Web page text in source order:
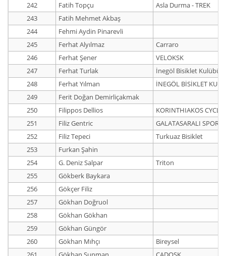
242
Fatih Topçu
Asla Durma - TREK
243
Fatih Mehmet Akbaş
244
Fehmi Aydin Pinarevli
245
Ferhat Alyılmaz
Carraro
246
Ferhat Şener
VELOKSK
247
Ferhat Turlak
İnegöl Bisiklet Kulübü
248
Ferhat Yılman
İNEGÖL BİSİKLET
249
Ferit Doğan Demirliçakmak
250
Filippos Dellios
KORINTHIAKOS
251
Filiz Gentric
GALATASARALI
252
Filiz Tepeci
Turkuaz Bisiklet
253
Furkan Şahin
254
G. Deniz Salpar
Triton
255
Gökberk Baykara
256
Gökçer Filiz
257
Gökhan Doğruol
258
Gökhan Gökhan
259
Gökhan Güngör
260
Gökhan Mıhçı
Bireysel